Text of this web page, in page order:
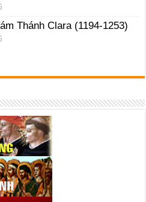
Thánh Clara (1194-1253)